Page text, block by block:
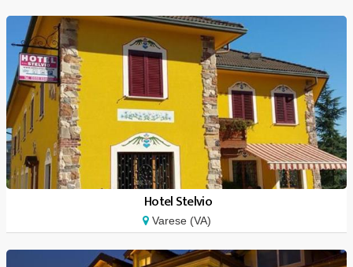
Hotel Stelvio
Varese (VA)